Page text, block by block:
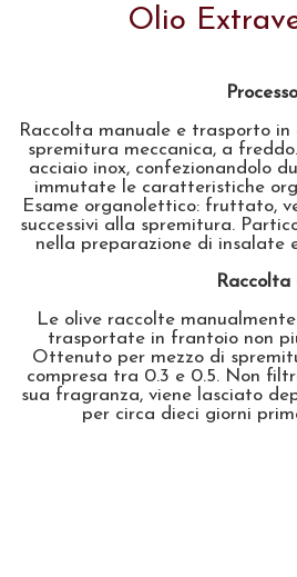
Olio
Raccolta manuale e trasporto
spremitura meccanica, a
acciaio inox, confezionandolo
immutate le caratteristiche
Esame organolettico: fruttato,
successivi alla spremitura.
nella preparazione di insalate
Le olive raccolte
trasportate in frantoio non
Ottenuto per mezzo di
compresa tra 0.3 e 0.5. Non
sua fragranza, viene lasciato
per circa dieci giorni